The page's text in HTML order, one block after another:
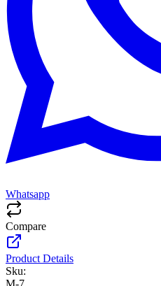
Whatsapp
Compare
Product Details
Sku: